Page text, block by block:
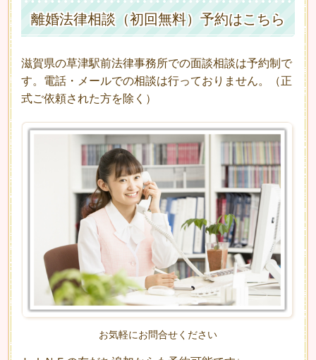
離婚法律相談（初回無料）予約はこちら
滋賀県の草津駅前法律事務所での面談相談は予約制で
す。電話・メールでの相談は行っておりません。（正
式ご依頼された方を除く）
お気軽にお問合せください